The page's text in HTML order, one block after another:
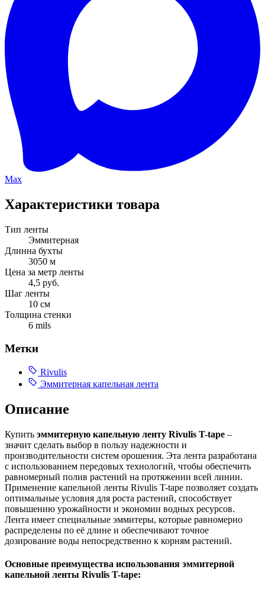
Max
Характеристики товара
Тип ленты
Эммитерная
Длинна бухты
3050 м
Цена за метр ленты
4,5 руб.
Шаг ленты
10 см
Толщина стенки
6 mils
Метки
Rivulis
Эммитерная капельная лента
Описание
Купить эммитерную капельную ленту Rivulis T-tape –
значит сделать выбор в пользу надежности и
производительности систем орошения. Эта лента разработана
с использованием передовых технологий, чтобы обеспечить
равномерный полив растений на протяжении всей линии.
Применение капельной ленты Rivulis T-tape позволяет создать
оптимальные условия для роста растений, способствует
повышению урожайности и экономии водных ресурсов.
Лента имеет специальные эммитеры, которые равномерно
распределены по её длине и обеспечивают точное
дозирование воды непосредственно к корням растений.
Основные преимущества использования эммитерной
капельной ленты Rivulis T-tape: